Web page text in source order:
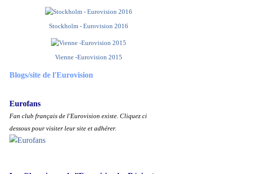
Stockholm - Eurovision 2016
Vienne -Eurovision 2015
Blogs/site de l'Eurovision
Eurofans
Fan club français de l'Eurovision existe. Cliquez ci
dessous pour visiter leur site et adhérer.